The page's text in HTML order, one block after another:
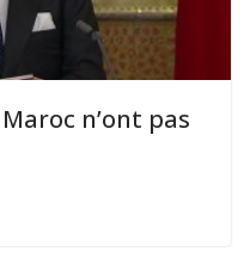
n’ont pas